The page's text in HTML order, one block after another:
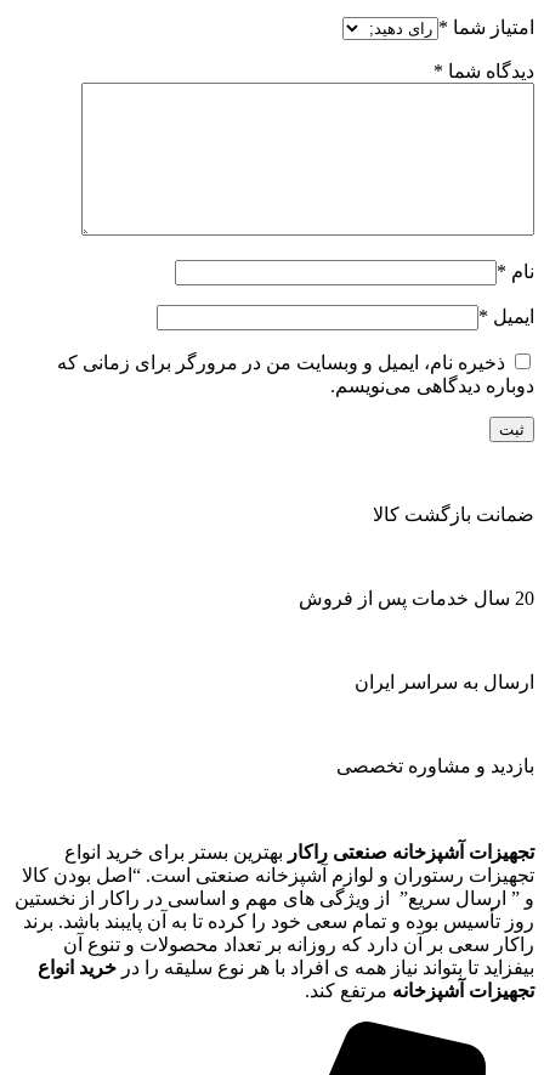
امتیاز شما *
دیدگاه شما *
نام *
ایمیل *
ذخیره نام، ایمیل و وبسایت من در مرورگر برای زمانی که
دوباره دیدگاهی می‌نویسم.
ضمانت بازگشت کالا
20 سال خدمات پس از فروش
ارسال به سراسر ایران
بازدید و مشاوره تخصصی
تجهیزات آشپزخانه صنعتی راکار بهترین بستر برای خرید انواع
تجهیزات رستوران و لوازم آشپزخانه صنعتی است. “اصل بودن کالا
و ” ارسال سریع” از ویژگی های مهم و اساسی در راکار از نخستین
روز تأسیس بوده و تمام سعی خود را کرده تا به آن پایبند باشد. برند
راکار سعی بر آن دارد که روزانه بر تعداد محصولات و تنوع آن
بیفزاید تا بتواند نیاز همه ی افراد با هر نوع سلیقه را در خرید انواع
تجهیزات آشپزخانه مرتفع کند.